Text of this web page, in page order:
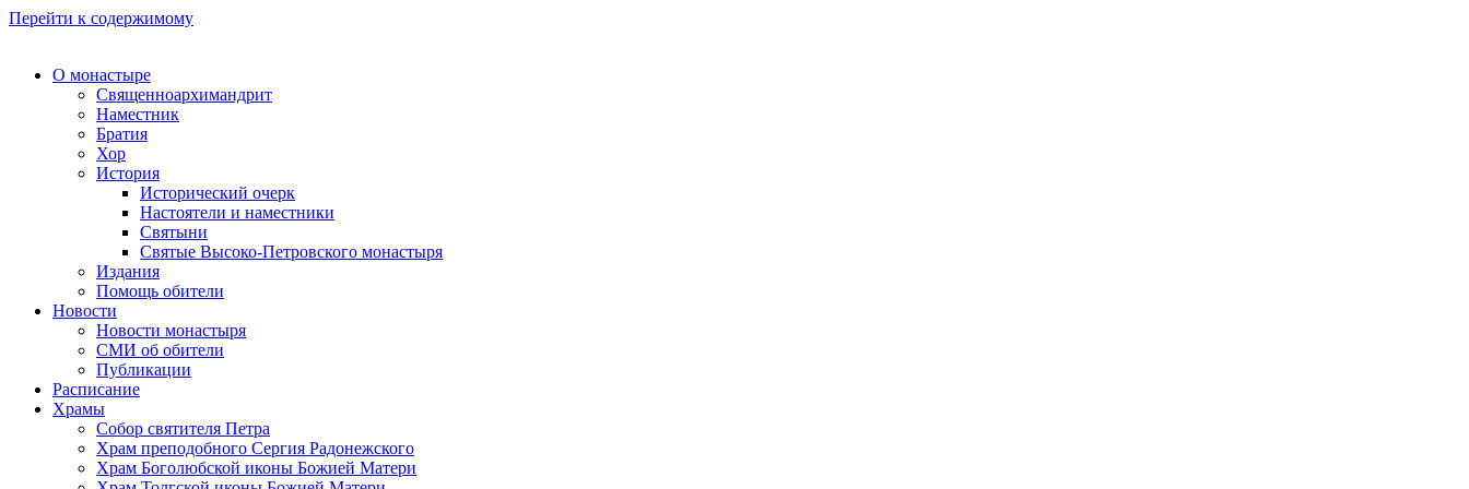
Перейти к содержимому
О монастыре
Священноархимандрит
Наместник
Братия
Хор
История
Исторический очерк
Настоятели и наместники
Святыни
Святые Высоко-Петровского монастыря
Издания
Помощь обители
Новости
Новости монастыря
СМИ об обители
Публикации
Расписание
Храмы
Собор святителя Петра
Храм преподобного Сергия Радонежского
Храм Боголюбской иконы Божией Матери